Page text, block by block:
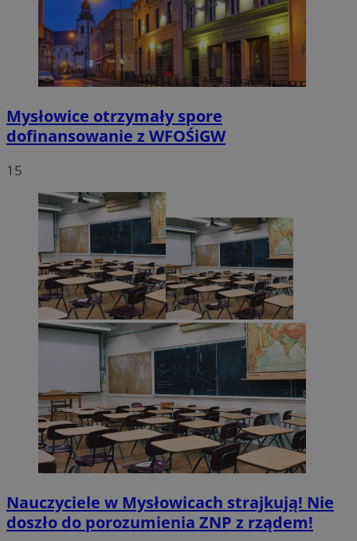
Mysłowice otrzymały spore
dofinansowanie z WFOŚiGW
15
Nauczyciele w Mysłowicach strajkują! Nie
doszło do porozumienia ZNP z rządem!